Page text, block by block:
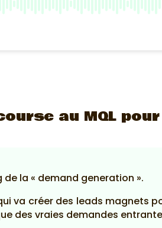
au MQL
la « demand generation ».
va créer des leads magnets
des vraies demandes